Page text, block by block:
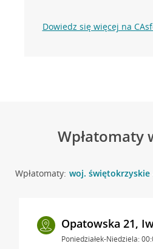
Dowiedz się więcej na
Wpłatomaty
Wpłatomaty: woj. świętokrzyskie
Opatowska 21,
Poniedziałek-Niedziela: